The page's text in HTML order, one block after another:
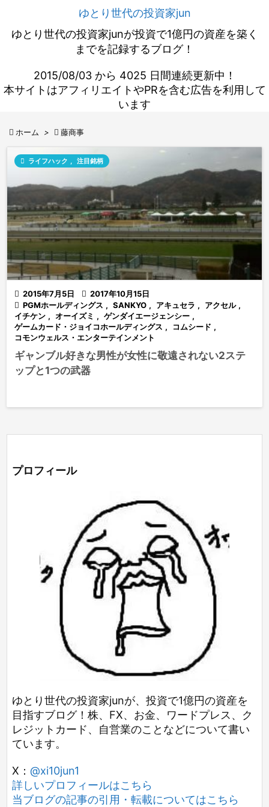
ゆとり世代の投資家jun
ゆとり世代の投資家junが投資で1億円の資産を築く
までを記録するブログ！
2015/08/03 から 4025 日間連続更新中！
本サイトはアフィリエイトやPRを含む広告を利用して
います
 ホーム >  藤商事
 2015年7月5日  2017年10月15日
 ライフハック , 注目銘柄
 PGMホールディングス , SANKYO , アキュセラ , アクセル ,
イチケン , オーイズミ , ゲンダイエージェンシー ,
ゲームカード・ジョイコホールディングス , コムシード ,
コモンウェルス・エンターテインメント
ギャンブル好きな男性が女性に敬遠されない2ステ
ップと1つの武器
プロフィール
ゆとり世代の投資家junが、投資で1億円の資産を
目指すブログ！株、FX、お金、ワードプレス、ク
レジットカード、自営業のことなどについて書い
ています。
X： @xi10jun1
詳しいプロフィールはこちら
当ブログの記事の引用・転載についてはこちら